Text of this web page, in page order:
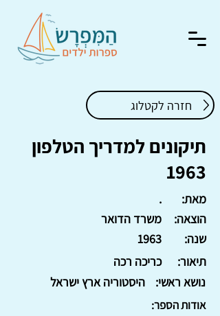
חזרה לקטלוג
תיקונים למדריך הטלפון
1963
.
מאת:
משרד הדואר
הוצאה:
1963
שנה:
כריכה רכה
תיאור:
היסטוריה ארץ ישראל
נושא ראשי:
אודות הספר: